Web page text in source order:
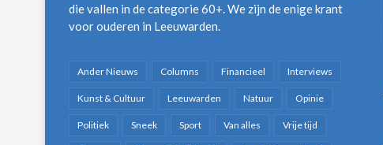
die vallen in de categorie 60+. We zijn de enige krant
voor ouderen in Leeuwarden.
Ander Nieuws Columns Financieel Interviews
Kunst & Cultuur Leeuwarden Natuur Opinie
Politiek Sneek Sport Van alles Vrije tijd